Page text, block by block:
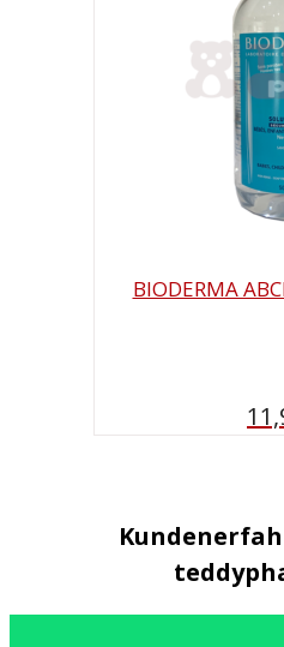
BIODERMA